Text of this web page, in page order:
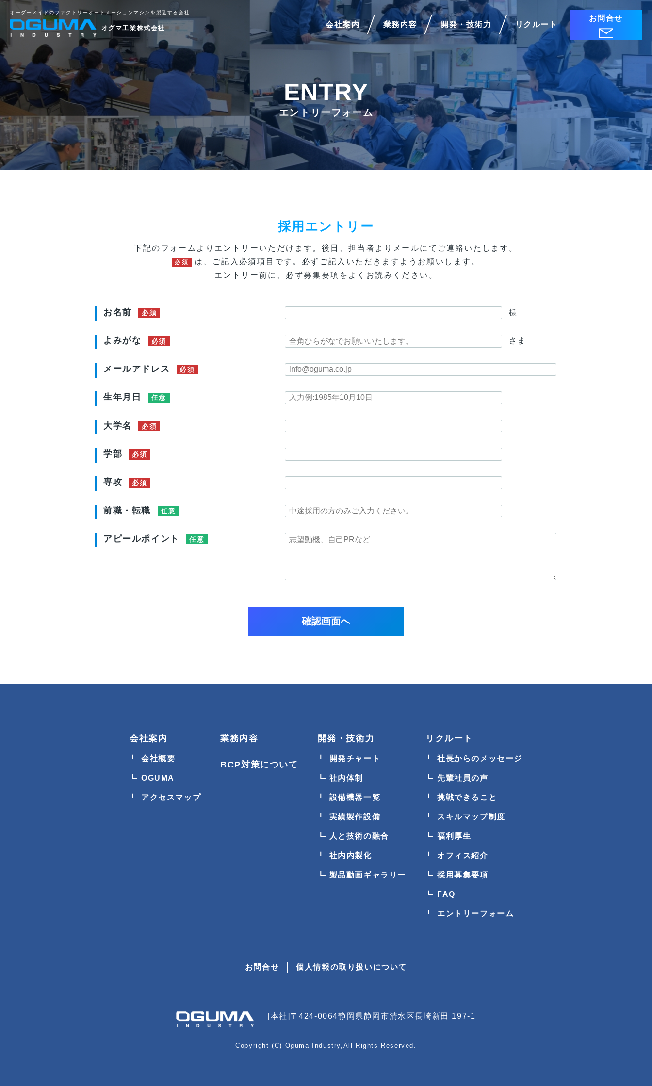
オーダーメイドのファクトリーオートメーションマシンを製造する会社
オグマ工業株式会社 会社案内 業務内容 開発・技術力 リクルート
お問合せ
ENTRY
エントリーフォーム
採用エントリー
下記のフォームよりエントリーいただけます。後日、担当者よりメールにてご連絡いたします。
必須
は、ご記入必須項目です。必ずご記入いただきますようお願いします。
エントリー前に、必ず募集要項をよくお読みください。
お名前 必須 様
よみがな 必須 さま
メールアドレス 必須
生年月日 任意
大学名 必須
学部 必須
専攻 必須
前職・転職 任意
アピールポイント 任意
会社案内
会社概要
OGUMA
アクセスマップ
業務内容
BCP対策について
開発・技術力
開発チャート
社内体制
設備機器一覧
実績製作設備
人と技術の融合
社内内製化
製品動画ギャラリー
リクルート
社長からのメッセージ
先輩社員の声
挑戦できること
スキルマップ制度
福利厚生
オフィス紹介
採用募集要項
FAQ
エントリーフォーム
お問合せ 個人情報の取り扱いについて
[本社]〒424-0064静岡県静岡市清水区長崎新田 197-1
Copyright (C) Oguma-Industry,All Rights Reserved.